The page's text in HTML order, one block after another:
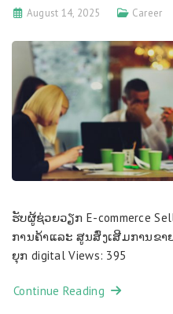
August 14, 2025 Career
ຮ​ັບ​​ຜູ​້​ຊ່ວຍວຽກ E-commerce
ການ​ຄ້າ​ແລະ ສູນສົ່ງ​ເສີມ​ການ​ຂ
ຍຸກ digital Views: 395
Continue Reading